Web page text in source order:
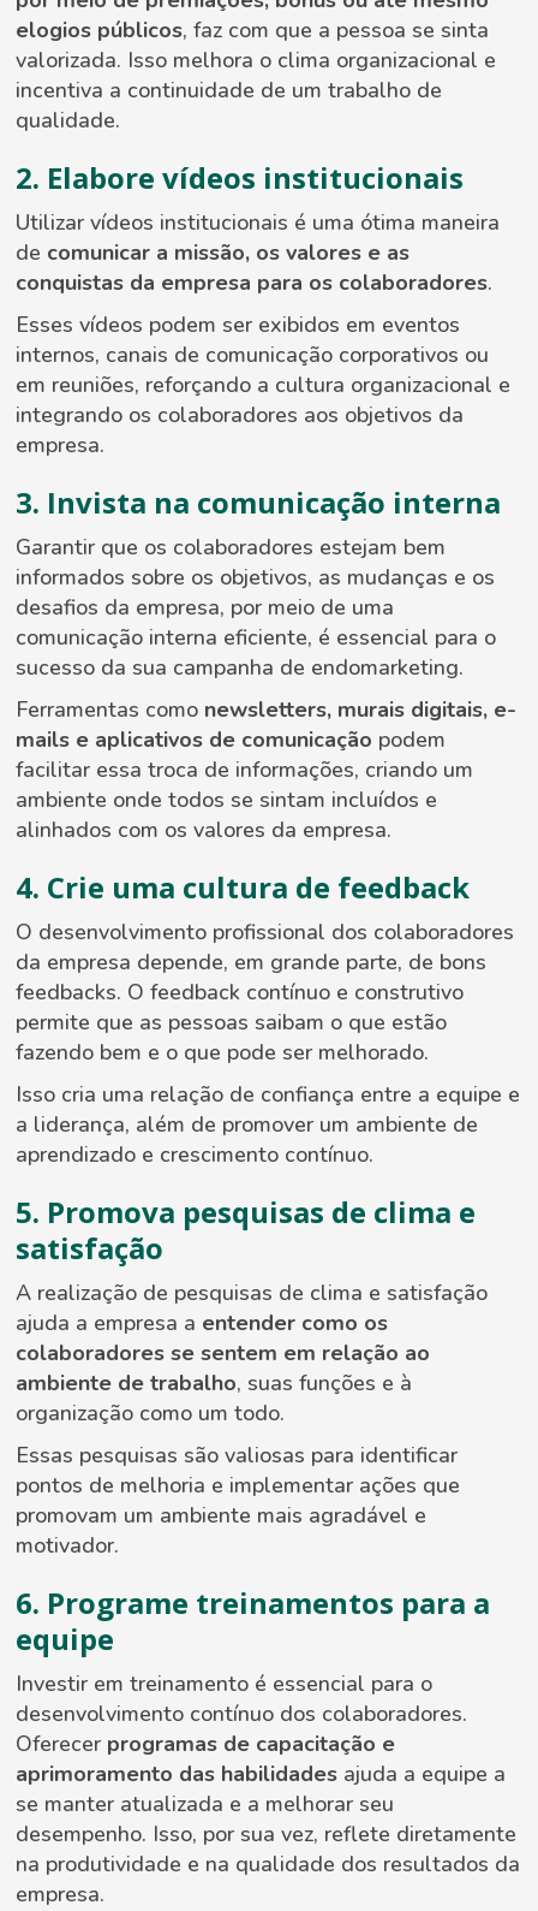
elogios públicos, faz com que a pessoa se sinta
valorizada. Isso melhora o clima organizacional e
incentiva a continuidade de um trabalho de
qualidade.
2. Elabore vídeos institucionais
Utilizar vídeos institucionais é uma ótima maneira
de comunicar a missão, os valores e as
conquistas da empresa para os colaboradores.
Esses vídeos podem ser exibidos em eventos
internos, canais de comunicação corporativos ou
em reuniões, reforçando a cultura organizacional e
integrando os colaboradores aos objetivos da
empresa.
3. Invista na comunicação interna
Garantir que os colaboradores estejam bem
informados sobre os objetivos, as mudanças e os
desafios da empresa, por meio de uma
comunicação interna eficiente, é essencial para o
sucesso da sua campanha de endomarketing.
Ferramentas como newsletters, murais digitais, e-
mails e aplicativos de comunicação podem
facilitar essa troca de informações, criando um
ambiente onde todos se sintam incluídos e
alinhados com os valores da empresa.
4. Crie uma cultura de feedback
O desenvolvimento profissional dos colaboradores
da empresa depende, em grande parte, de bons
feedbacks. O feedback contínuo e construtivo
permite que as pessoas saibam o que estão
fazendo bem e o que pode ser melhorado.
Isso cria uma relação de confiança entre a equipe e
a liderança, além de promover um ambiente de
aprendizado e crescimento contínuo.
5. Promova pesquisas de clima e
satisfação
A realização de pesquisas de clima e satisfação
ajuda a empresa a entender como os
colaboradores se sentem em relação ao
ambiente de trabalho, suas funções e à
organização como um todo.
Essas pesquisas são valiosas para identificar
pontos de melhoria e implementar ações que
promovam um ambiente mais agradável e
motivador.
6. Programe treinamentos para a
equipe
Investir em treinamento é essencial para o
desenvolvimento contínuo dos colaboradores.
Oferecer programas de capacitação e
aprimoramento das habilidades ajuda a equipe a
se manter atualizada e a melhorar seu
desempenho. Isso, por sua vez, reflete diretamente
na produtividade e na qualidade dos resultados da
empresa.